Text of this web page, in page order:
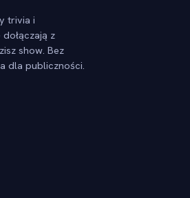
trivia i
z
show. Bez
dla publiczności.